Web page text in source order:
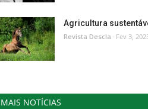
Agricultura
Revista Descla Fev 3,
MAIS NOTÍCIAS